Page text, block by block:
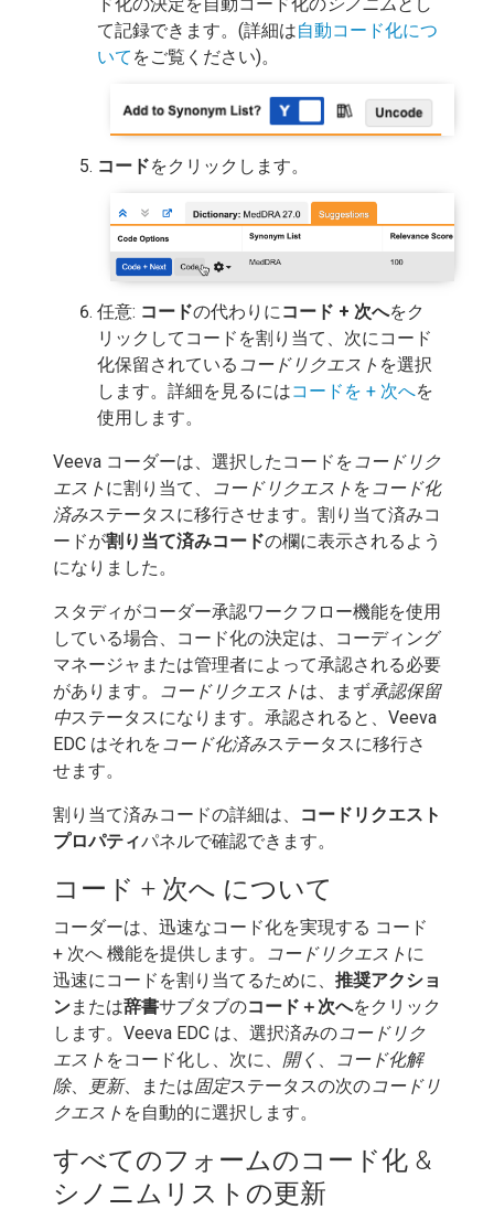
て記録できます。(詳細は自動コード化につ
いて をご覧ください)。
コードをクリックします。
任意: コードの代わりにコード + 次へをク
リックしてコードを割り当て、次にコード
化保留されている コードリクエスト を選択
します。詳細を見るにはコードを + 次へを
使用します。
Veeva コーダーは、選択したコードをコードリク
エスト に割り当て、 コードリクエスト をコード化
済みステータスに移行させます。割り当て済みコ
ードが割り当て済みコードの欄に表示されるよう
になりました。
スタディがコーダー承認ワークフロー機能を使用
している場合、コード化の決定は、コーディング
マネージャまたは管理者によって承認される必要
があります。
コードリクエスト は、まず承認保留
中ステータスになります。承認されると、Veeva
EDC はそれをコード化済みステータスに移行さ
せます。
割り当て済みコードの詳細は、
コードリクエスト
プロパティパネルで確認できます。
コード + 次へ について
コーダーは、迅速なコード化を実現する コード
+ 次へ 機能を提供します。
コードリクエスト に
迅速にコードを割り当てるために、 推奨アクショ
ンまたは辞書サブタブのコード＋次へをクリック
します。Veeva EDC は、選択済みのコードリク
エスト をコード化し、次に、 開く 、
コード化解
除、 更新、または固定ステータスの次のコードリ
クエスト を自動的に選択します。
すべてのフォームのコード化 &
シノニムリストの更新